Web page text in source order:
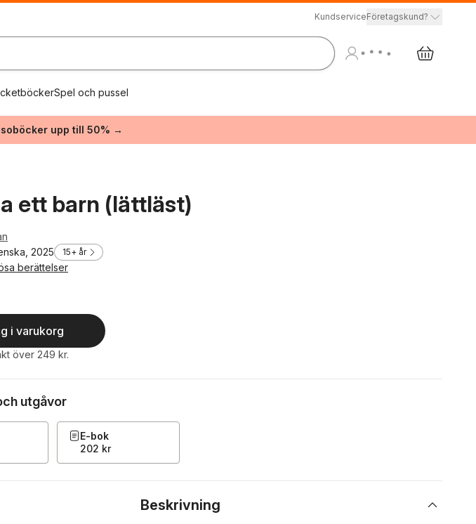
KundserviceFöretagskund?
Spel och pussel
upp till 50% →
ett barn (lättläst)
2025
15+ år
berättelser
i varukorg
över 249 kr.
utgåvor
E-bok
202 kr
Beskrivning